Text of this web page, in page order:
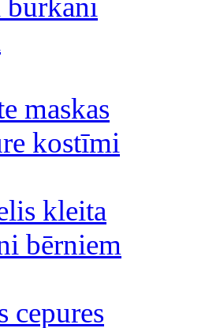
burkāni
maskas
kostīmi
kleita
bērniem
cepures